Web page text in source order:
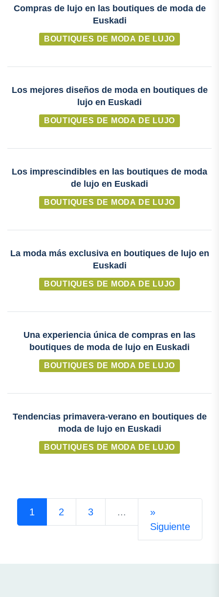
Compras de lujo en las boutiques de moda de
Euskadi
BOUTIQUES DE MODA DE LUJO
Los mejores diseños de moda en boutiques de
lujo en Euskadi
BOUTIQUES DE MODA DE LUJO
Los imprescindibles en las boutiques de moda
de lujo en Euskadi
BOUTIQUES DE MODA DE LUJO
La moda más exclusiva en boutiques de lujo en
Euskadi
BOUTIQUES DE MODA DE LUJO
Una experiencia única de compras en las
boutiques de moda de lujo en Euskadi
BOUTIQUES DE MODA DE LUJO
Tendencias primavera-verano en boutiques de
moda de lujo en Euskadi
BOUTIQUES DE MODA DE LUJO
1 2 3 ...
»
Siguiente